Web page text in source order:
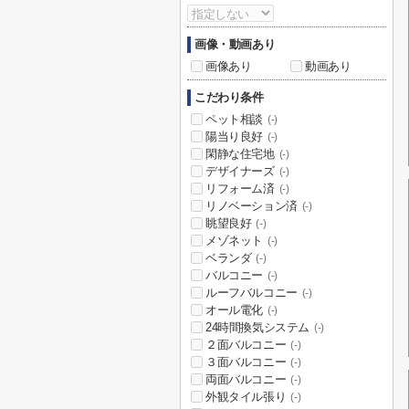
画像・動画あり
画像あり
動画あり
こだわり条件
ペット相談 (-)
陽当り良好 (-)
閑静な住宅地 (-)
デザイナーズ (-)
リフォーム済 (-)
リノベーション済 (-)
眺望良好 (-)
メゾネット (-)
ベランダ (-)
バルコニー (-)
ルーフバルコニー (-)
オール電化 (-)
24時間換気システム (-)
２面バルコニー (-)
３面バルコニー (-)
両面バルコニー (-)
外観タイル張り (-)